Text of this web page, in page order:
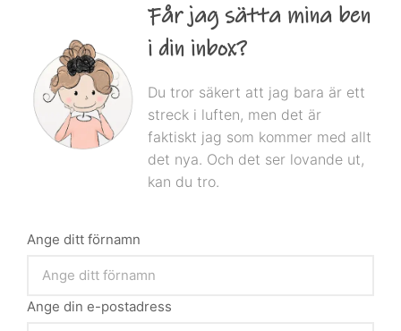
Får jag sätta mina ben
i din inbox?
Du tror säkert att jag bara är ett
streck i luften, men det är
faktiskt jag som kommer med allt
det nya. Och det ser lovande ut,
kan du tro.
Ange ditt förnamn
Ange din e-postadress